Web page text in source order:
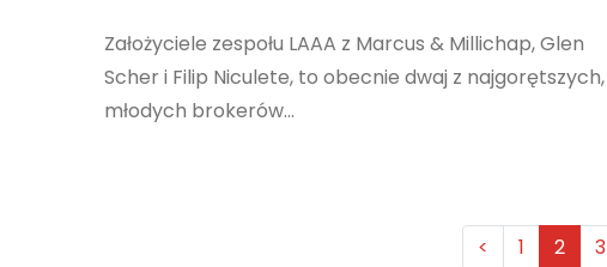
Założyciele zespołu LAAA z Marcus & Millichap, Glen
Scher i Filip Niculete, to obecnie dwaj z najgorętszych,
młodych brokerów...
< 1 2 3